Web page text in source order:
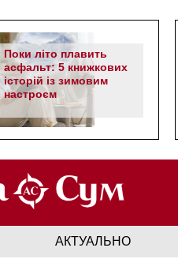
Поки літо плавить
асфальт: 5 книжкових
історій із зимовим
настроєм
АКТУАЛЬНО